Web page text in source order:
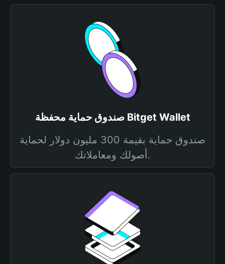
صندوق حماية محفظة Bitget Wallet
صندوق حماية بقيمة 300 مليون دولار لحماية
أصولك ومعاملاتك.